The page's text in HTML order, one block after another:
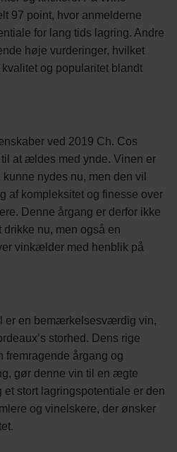
97 point, hvor anmelderne
for lang tids lagring. Andre
høje vurderinger, hvilket
og popularitet blandt
ved 2019 Ch. Cos
til at ældes med ynde. Vinen er
nydes nu, men den vil
af kompleksitet og finesse over
Denne årgang er derfor ikke
drikke nu, men også en
vinkælder med henblik på
er en bemærkelsesværdig vin,
storhed. Dens rige
fremragende årgang og
gør denne vin til en ægte
stort lagringspotentiale er den
og vinelskere, der ønsker